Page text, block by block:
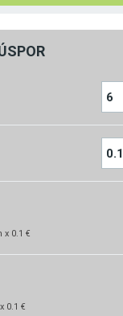
x 0.1 €
0.1 €